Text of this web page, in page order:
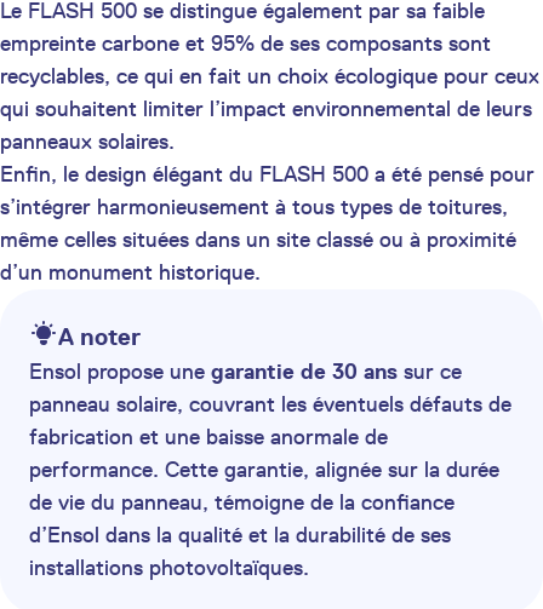
Le FLASH 500 se distingue également par sa faible
empreinte carbone et 95% de ses composants sont
recyclables, ce qui en fait un choix écologique pour ceux
qui souhaitent limiter l’impact environnemental de leurs
panneaux solaires.
Enfin, le design élégant du FLASH 500 a été pensé pour
s’intégrer harmonieusement à tous types de toitures,
même celles situées dans un site classé ou à proximité
d’un monument historique.
A noter
Ensol propose une garantie de 30 ans sur ce
panneau solaire, couvrant les éventuels défauts de
fabrication et une baisse anormale de
performance. Cette garantie, alignée sur la durée
de vie du panneau, témoigne de la confiance
d’Ensol dans la qualité et la durabilité de ses
installations photovoltaïques.